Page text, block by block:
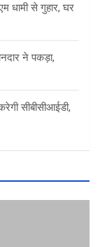
धामी से गुहार, घर
ने पकड़ा,
सीबीसीआईडी,